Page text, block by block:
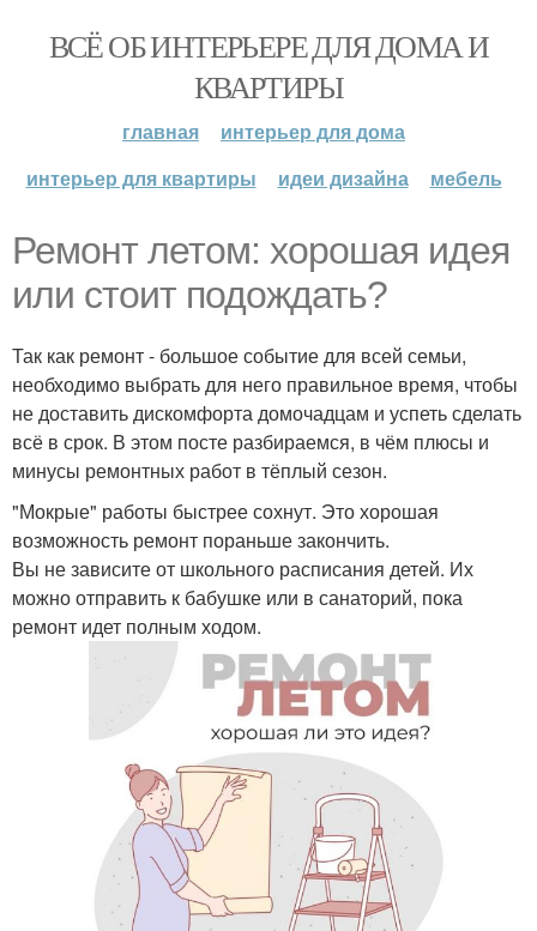
ВСЁ ОБ ИНТЕРЬЕРЕ ДЛЯ ДОМА И
КВАРТИРЫ
главная
интерьер для дома
интерьер для квартиры
идеи дизайна мебель
Ремонт летом: хорошая идея
или стоит подождать?
Так как ремонт - большое событие для всей семьи,
необходимо выбрать для него правильное время, чтобы
не доставить дискомфорта домочадцам и успеть сделать
всё в срок. В этом посте разбираемся, в чём плюсы и
минусы ремонтных работ в тёплый сезон.
"Мокрые" работы быстрее сохнут. Это хорошая
возможность ремонт пораньше закончить.
Вы не зависите от школьного расписания детей. Их
можно отправить к бабушке или в санаторий, пока
ремонт идет полным ходом.